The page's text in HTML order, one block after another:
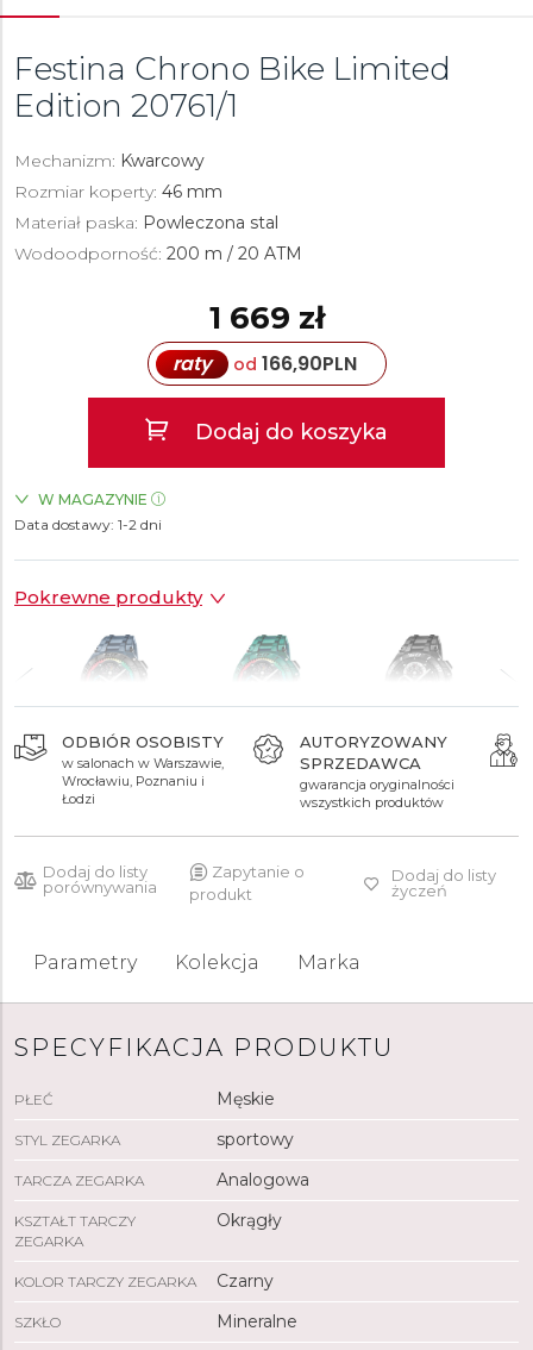
Festina Chrono Bike Limited
Edition 20761/1
Mechanizm: Kwarcowy
Rozmiar koperty: 46 mm
Materiał paska: Powleczona stal
Wodoodporność: 200 m / 20 ATM
1 669 zł
raty od 166,90PLN
Dodaj do koszyka
W MAGAZYNIE
ZEGARKI.PL Posnania Poznań
Data dostawy: 1-2 dni
Pokrewne produkty
1 549 zł 1 549 zł
ODBIÓR OSOBISTY
w salonach w Warszawie,
Wrocławiu, Poznaniu i
Łodzi
AUTORYZOWANY
SPRZEDAWCA
gwarancja oryginalności
wszystkich produktów
Dodaj do listy
porównywania
Zapytanie o
produkt
Dodaj do listy
życzeń
Parametry Kolekcja Marka
SPECYFIKACJA PRODUKTU
PŁEĆ Męskie
STYL ZEGARKA sportowy
TARCZA ZEGARKA Analogowa
KSZTAŁT TARCZY
ZEGARKA
Okrągły
KOLOR TARCZY ZEGARKA Czarny
SZKŁO Mineralne